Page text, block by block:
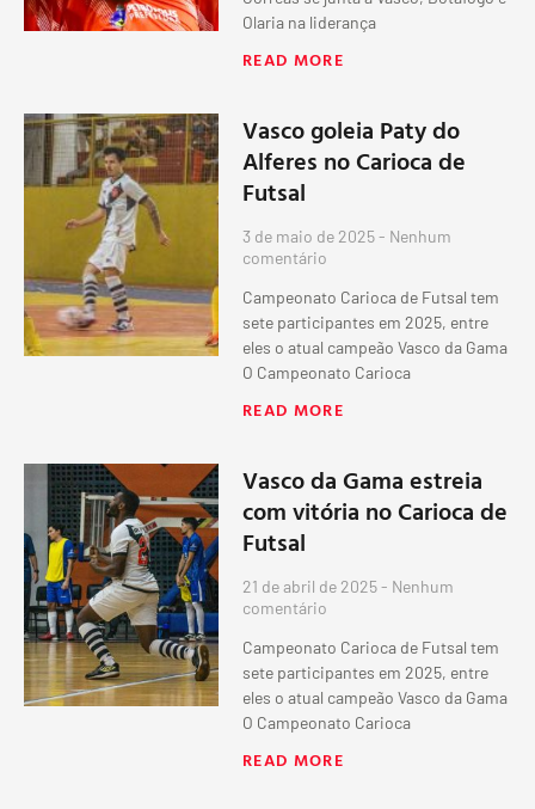
Olaria na liderança
READ MORE
Vasco goleia Paty do
Alferes no Carioca de
Futsal
3 de maio de 2025 Nenhum
comentário
Campeonato Carioca de Futsal tem
sete participantes em 2025, entre
eles o atual campeão Vasco da Gama
O Campeonato Carioca
READ MORE
Vasco da Gama estreia
com vitória no Carioca de
Futsal
21 de abril de 2025 Nenhum
comentário
Campeonato Carioca de Futsal tem
sete participantes em 2025, entre
eles o atual campeão Vasco da Gama
O Campeonato Carioca
READ MORE